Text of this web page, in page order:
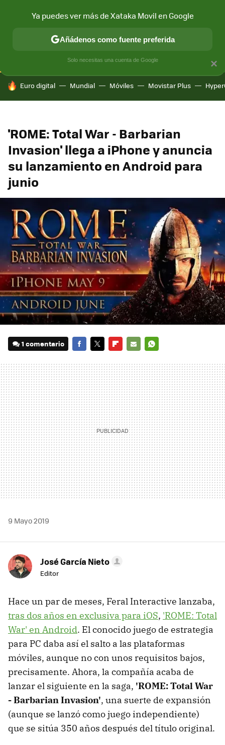
CONECTIVIDAD MÓVIL Y SOCIEDAD APLICACIONES
HOY SE HABLA DE
Euro digital Mundial Móviles Movistar Plus
'ROME: Total War - Barbarian
Invasion' llega a iPhone y anuncia
su lanzamiento en Android para
junio
1 comentario
MAIL
9 Mayo 2019
José García Nieto
Editor
Hace un par de meses, Feral Interactive lanzaba,
tras dos años en exclusiva para iOS, 'ROME: Total
War' en Android. El conocido juego de estrategia
para PC daba así el salto a las plataformas
móviles, aunque no con unos requisitos bajos,
precisamente. Ahora, la compañía acaba de
lanzar el siguiente en la saga, 'ROME: Total War
- Barbarian Invasion', una suerte de expansión
(aunque se lanzó como juego independiente)
que se sitúa 350 años después del título original.
×
Ya puedes ver más de Xataka Movil en Google
Añádenos como fuente preferida
Solo necesitas una cuenta de Google